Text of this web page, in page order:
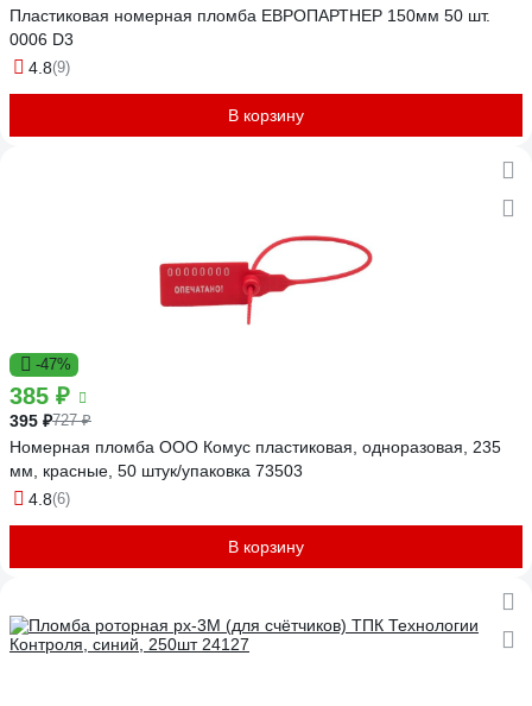
Пластиковая номерная пломба ЕВРОПАРТНЕР 150мм 50 шт.
0006 D3
4.8(9)
В корзину
-47%
385 ₽
395 ₽727 ₽
Номерная пломба ООО Комус пластиковая, одноразовая, 235
мм, красные, 50 штук/упаковка 73503
4.8(6)
В корзину